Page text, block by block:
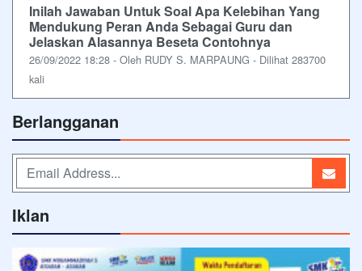
Inilah Jawaban Untuk Soal Apa Kelebihan Yang
Mendukung Peran Anda Sebagai Guru dan
Jelaskan Alasannya Beseta Contohnya
26/09/2022 18:28 - Oleh RUDY S. MARPAUNG - Dilihat 283700
kali
Berlangganan
Iklan